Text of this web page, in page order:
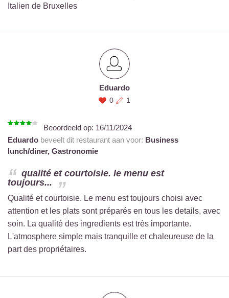
Italien de Bruxelles
Eduardo
0 1
Beoordeeld op: 16/11/2024
Eduardo beveelt dit restaurant aan voor: Business
lunch/diner, Gastronomie
qualité et courtoisie. le menu est
toujours...
Qualité et courtoisie. Le menu est toujours choisi avec
attention et les plats sont préparés en tous les details, avec
soin. La qualité des ingredients est très importante.
L'atmosphere simple mais tranquille et chaleureuse de la
part des propriétaires.